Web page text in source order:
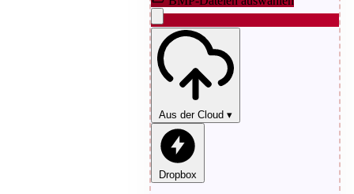
Aus der Cloud ▾
Dropbox